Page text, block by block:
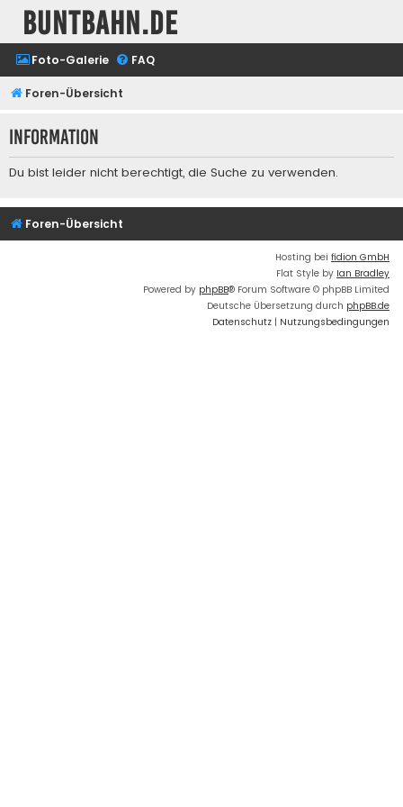
buntbahn.de
Foto-Galerie FAQ
Foren-Übersicht
Information
Du bist leider nicht berechtigt, die Suche zu verwenden.
Foren-Übersicht
Hosting bei fidion GmbH
Flat Style by Ian Bradley
Powered by phpBB® Forum Software © phpBB Limited
Deutsche Übersetzung durch phpBB.de
Datenschutz | Nutzungsbedingungen